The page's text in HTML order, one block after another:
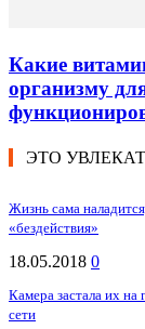
Какие
организму
ЭТО
Жизнь сама
«бездействия»
18.05.2018 0
Камера застала их на
сети